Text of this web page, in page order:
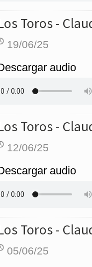
Toros -
19/06/25
audio
Toros -
12/06/25
audio
Toros -
05/06/25